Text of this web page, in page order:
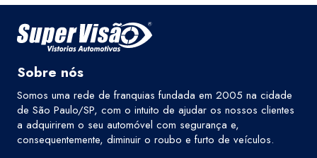
Sobre nós
Somos uma rede de franquias fundada em 2005 na cidade
de São Paulo/SP, com o intuito de ajudar os nossos clientes
a adquirirem o seu automóvel com segurança e,
consequentemente, diminuir o roubo e furto de veículos.